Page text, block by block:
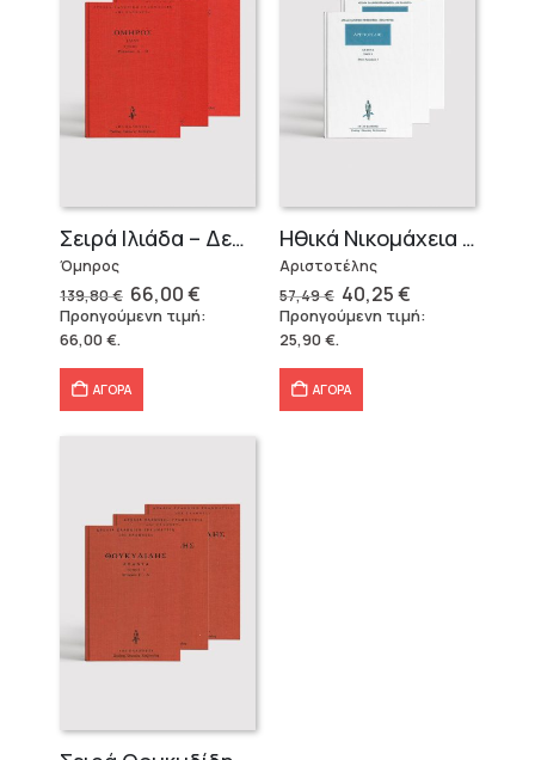
Σειρά Ιλιάδα – Δεμένο
Όμηρος
139,80€ Original
price
was:
66,00€Η
τρέχουσα
τιμή
Προηγούμενη τιμή:
66,00€.
ΑΓΟΡΑ
Ηθικά Νικομάχεια (3 τόμοι)
Αριστοτέλης
57,49€ Original
price
was:
40,25€Η
τρέχουσα
τιμή
Προηγούμενη τιμή:
25,90€.
ΑΓΟΡΑ